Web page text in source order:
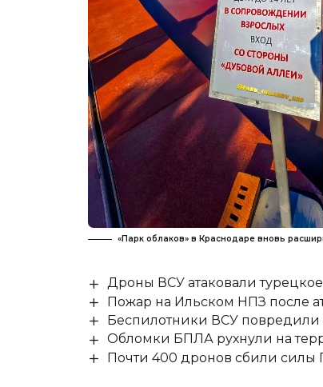
«Парк облаков» в Краснодаре вновь
Дроны ВСУ атаковали
Пожар на Ильском НПЗ после
Беспилотники ВСУ повредили
Обломки БПЛА рухнули на
Почти 400 дронов сбили